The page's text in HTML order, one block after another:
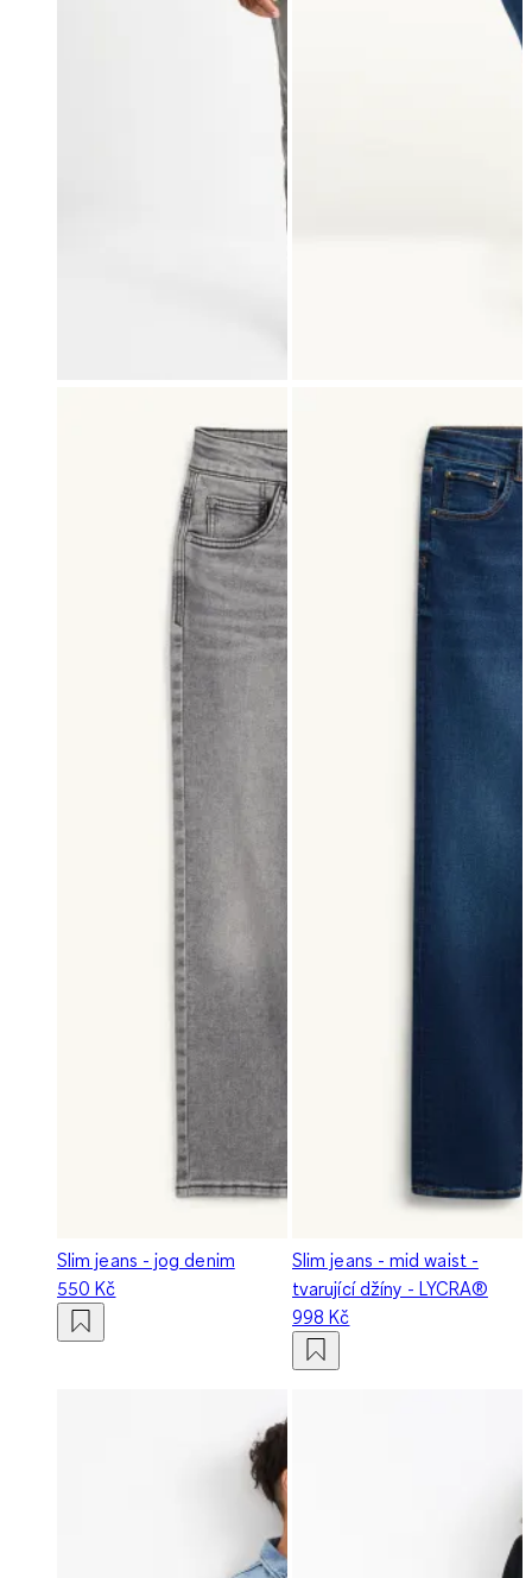
Slim jeans - jog denim
550 Kč
Slim jeans - mid waist -
tvarující džíny - LYCRA®
998 Kč